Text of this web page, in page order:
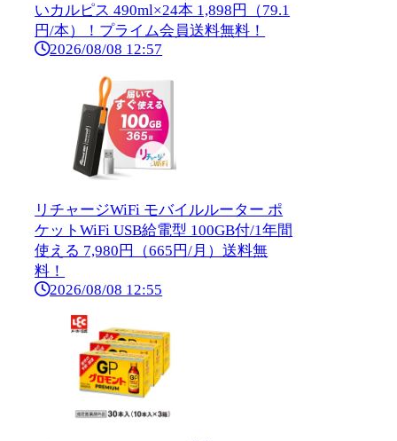
いカルピス 490ml×24本 1,898円（79.1
円/本）！プライム会員送料無料！
2026/08/08 12:57
リチャージWiFi モバイルルーター ポ
ケットWiFi USB給電型 100GB付/1年間
使える 7,980円（665円/月）送料無
料！
2026/08/08 12:55